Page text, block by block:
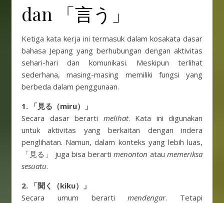
dan 「言う」
Ketiga kata kerja ini termasuk dalam kosakata dasar
bahasa Jepang yang berhubungan dengan aktivitas
sehari-hari dan komunikasi. Meskipun terlihat
sederhana, masing-masing memiliki fungsi yang
berbeda dalam penggunaan.
1. 「見る（miru）」
Secara dasar berarti melihat. Kata ini digunakan
untuk aktivitas yang berkaitan dengan indera
penglihatan. Namun, dalam konteks yang lebih luas,
「見る」 juga bisa berarti menonton atau memeriksa
sesuatu.
2. 「聞く（kiku）」
Secara umum berartimendengar. Tetapi